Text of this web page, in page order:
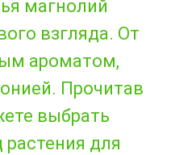
магнолий
взгляда. От
ароматом,
Прочитав
выбрать
для